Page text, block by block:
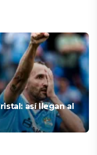
así llegan al